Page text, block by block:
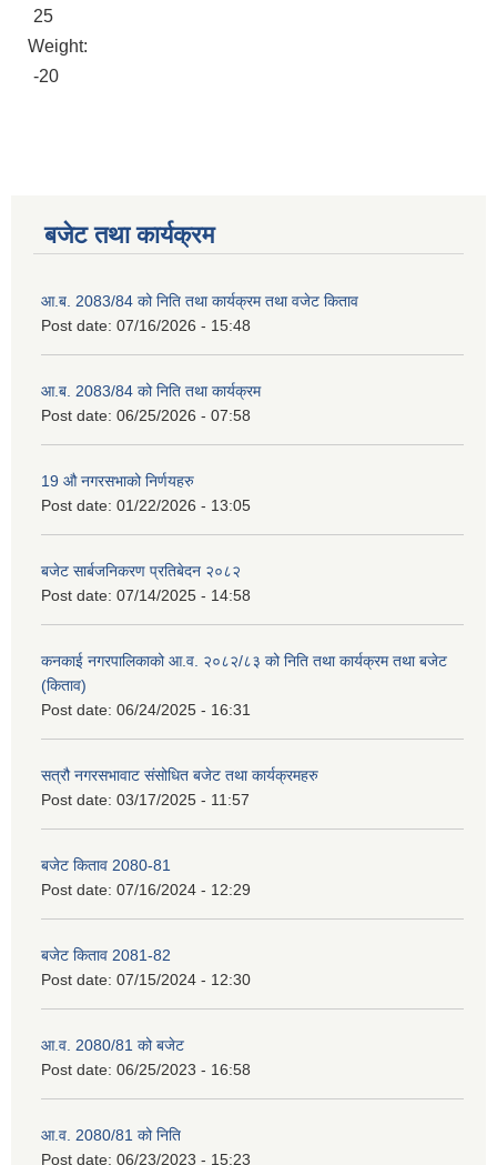
25
Weight:
-20
बजेट तथा कार्यक्रम
आ.ब. 2083/84 को निति तथा कार्यक्रम तथा वजेट किताव
Post date: 07/16/2026 - 15:48
आ.ब. 2083/84 को निति तथा कार्यक्रम
Post date: 06/25/2026 - 07:58
19 औ नगरसभाको निर्णयहरु
Post date: 01/22/2026 - 13:05
बजेट सार्बजनिकरण प्रतिबेदन २०८२
Post date: 07/14/2025 - 14:58
कनकाई नगरपालिकाको आ.व. २०८२/८३ को निति तथा कार्यक्रम तथा बजेट
(किताव)
Post date: 06/24/2025 - 16:31
सत्रौ नगरसभावाट संसोधित बजेट तथा कार्यक्रमहरु
Post date: 03/17/2025 - 11:57
बजेट किताव 2080-81
Post date: 07/16/2024 - 12:29
बजेट किताव 2081-82
Post date: 07/15/2024 - 12:30
आ.व. 2080/81 को बजेट
Post date: 06/25/2023 - 16:58
आ.व. 2080/81 को निति
Post date: 06/23/2023 - 15:23